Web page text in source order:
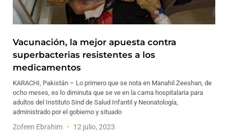
Vacunación, la mejor apuesta contra
superbacterias resistentes a los
medicamentos
KARACHI, Pakistán – Lo primero que se nota en Manahil Zeeshan, de
ocho meses, es lo diminuta que se ve en la cama hospitalaria para
adultos del Instituto Sind de Salud Infantil y Neonatología,
administrado por el gobierno y situado
Zofeen Ebrahim 12 julio, 2023